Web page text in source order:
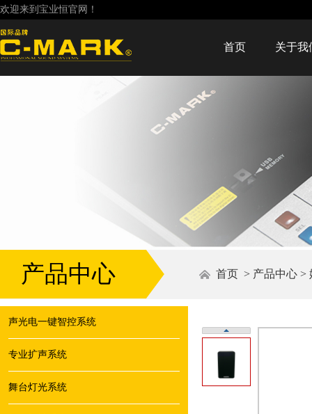
欢迎来到宝业恒官网！
首页 关于我
产品中心 首页 > 产品中心 >
声光电一键智控系统
专业扩声系统
舞台灯光系统